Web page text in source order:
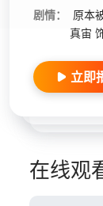
剧情：
原本
真宙
立即
在线观